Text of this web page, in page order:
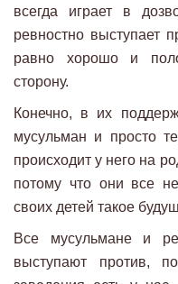
всегда играет в
ревностно выступает
равно хорошо и
сторону.
Конечно, в их
мусульман и просто
происходит у него на
потому что они все
своих детей такое
Все мусульмане и
выступают против,